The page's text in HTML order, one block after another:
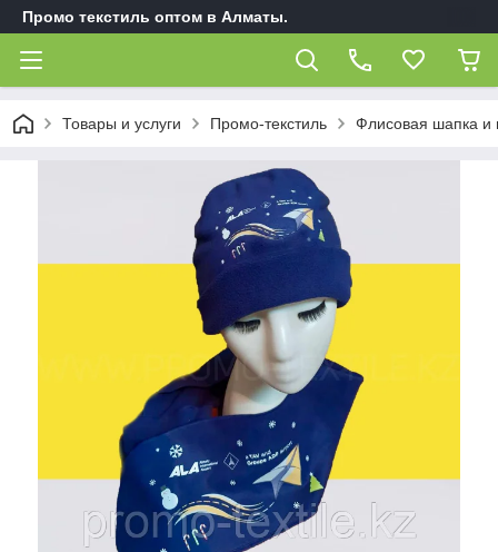
Промо текстиль оптом в Алматы.
Товары и услуги Промо-текстиль Флисовая шапка и